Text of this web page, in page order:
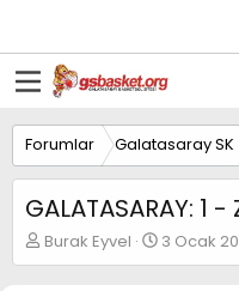
Forumlar Galatasaray SK
GALATASARAY: 1
K
o
Burak Eyvel
B
a
3 Ocak